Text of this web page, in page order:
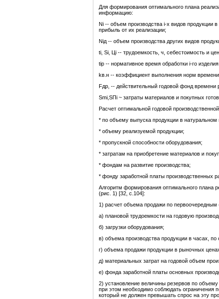
Для формирования оптимального плана
информацию:
Ni -- объем производства i-х видов
прибыль от их реализации;
Niд -- объем производства других видов
ti, Si, Цi -- трудоемкость, ч, себестоимость и
tip -- нормативное время обработки i-го
kв.н -- коэффициент выполнения норм
Fдр, -- действительный годовой фонд времени
Smi,SПi ~ затраты материалов и покупных
Расчет оптимальной годовой
* по объему выпуска продукции в
* объему реализуемой продукции;
* пропускной способности оборудования;
* затратам на приобретение материалов и
* фондам на развитие производства;
* фонду заработной платы производственных
Алгоритм формирования оптимального плана
(рис. 1) [32, с.104]:
1) расчет объема продажи по
а) плановой трудоемкости на годовую
б) загрузки оборудования;
в) объема производства продукции в часах,
г) объема продажи продукции в рыночных
д) материальных затрат на годовой объем
е) фонда заработной платы основных
2) установление величины резервов по
при этом необходимо соблюдать ограничения
который не должен превышать спрос на эту